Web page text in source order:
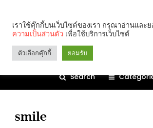
Search
smile
เราใช้คุ๊กกี้บนเว็บไซต์ของเรา กรุณาอ่านและ
ความเป็นส่วนตัว เพื่อใช้บริการเว็บไซต์
ตัวเลือกคุ๊กกี้ ยอมรับ